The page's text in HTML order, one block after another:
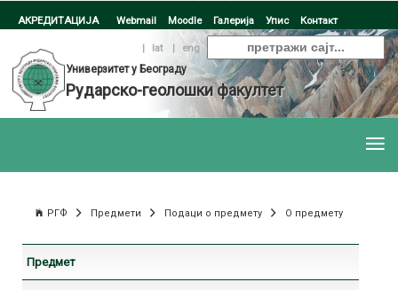
АКРЕДИТАЦИЈА Webmail Moodle Галерија Упис Контакт
| lat |
eng
Универзитет у Београду
Рударско-геолошки факултет
РГФ Предмети Подаци о предмету О предмету
Предмет